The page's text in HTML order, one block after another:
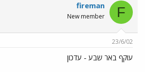
נ
ב
ת
ך
F
fireman
New member
23/6/02
עוקף באר שבע - עדכון